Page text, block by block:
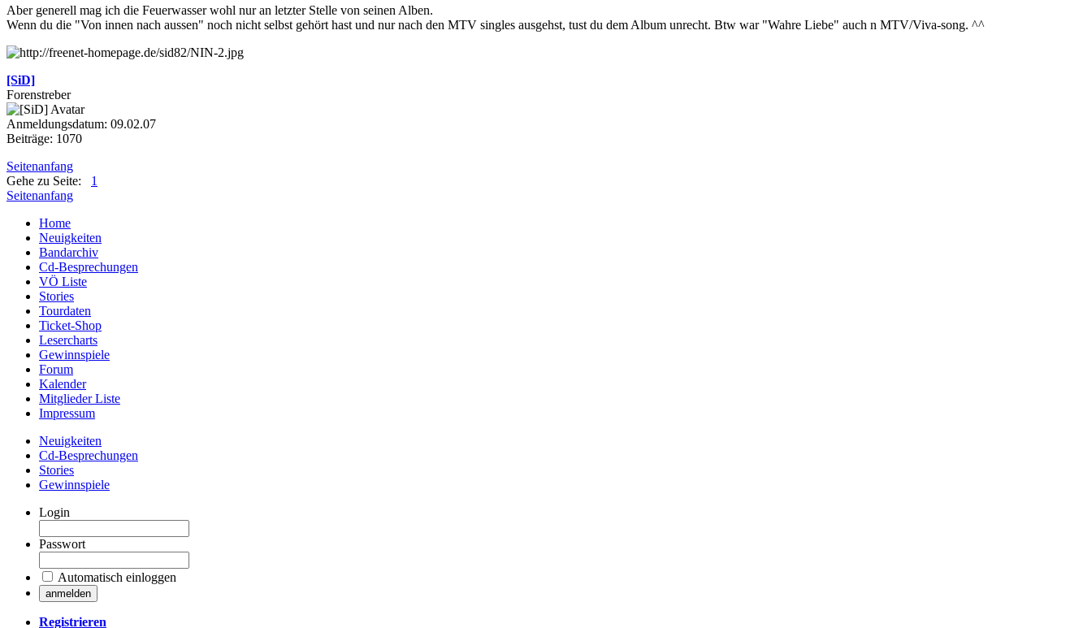
Aber generell mag ich die Feuerwasser wohl nur an letzter Stelle von seinen Alben.
Wenn du die "Von innen nach aussen" noch nicht selbst gehört hast und nur nach den MTV singles ausgehst, tust du dem Album unrecht. Btw war "Wahre Liebe" auch n MTV/Viva-song. ^^
[SiD]
Forenstreber
Anmeldungsdatum: 09.02.07
Beiträge: 1070
Seitenanfang
Gehe zu Seite: 1
Seitenanfang
Home
Neuigkeiten
Bandarchiv
Cd-Besprechungen
VÖ Liste
Stories
Tourdaten
Ticket-Shop
Lesercharts
Gewinnspiele
Forum
Kalender
Mitglieder Liste
Impressum
Neuigkeiten
Cd-Besprechungen
Stories
Gewinnspiele
Login
Passwort
Automatisch einloggen
Registrieren